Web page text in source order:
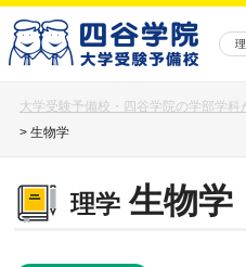
大学受験予備校・四谷学院の学部学科
> 生物学
理学 生物学